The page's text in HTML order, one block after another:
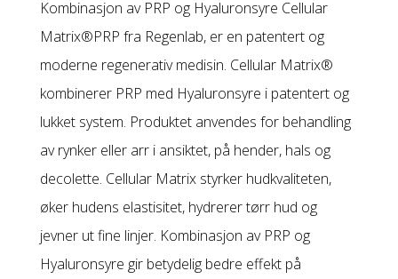
Kombinasjon av PRP og Hyaluronsyre Cellular
Matrix®PRP fra Regenlab, er en patentert og
moderne regenerativ medisin. Cellular Matrix®
kombinerer PRP med Hyaluronsyre i patentert og
lukket system. Produktet anvendes for behandling
av rynker eller arr i ansiktet, på hender, hals og
decolette. Cellular Matrix styrker hudkvaliteten,
øker hudens elastisitet, hydrerer tørr hud og
jevner ut fine linjer. Kombinasjon av PRP og
Hyaluronsyre gir betydelig bedre effekt på